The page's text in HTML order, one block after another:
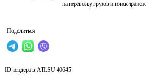
на перевозку грузов и поиск
Поделиться
ID тендера в ATI.SU 40645